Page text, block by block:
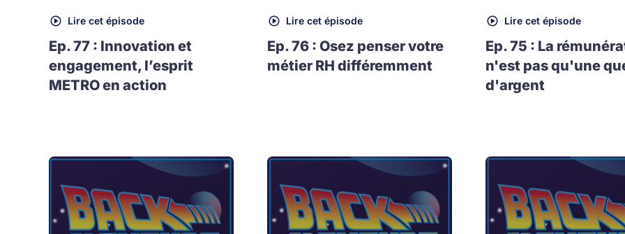
Lire cet épisode
Ep. 77 : Innovation et
engagement, l’esprit
METRO en action
Lire cet épisode
Ep. 76 : Osez penser votre
métier RH différemment
Lire cet épisode
Ep. 75 : La
n'est pas qu'une
d'argent